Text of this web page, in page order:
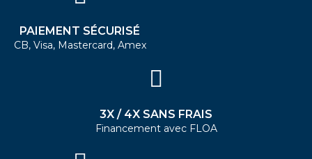
PAIEMENT SÉCURISÉ
CB, Visa, Mastercard, Amex
3X / 4X SANS FRAIS
Financement avec FLOA